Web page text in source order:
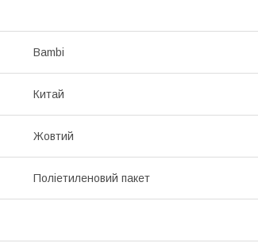
Bambi
Китай
Жовтий
Поліетиленовий пакет